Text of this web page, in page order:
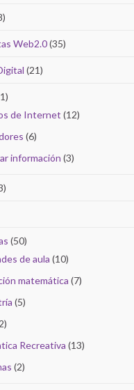
Web2.0(35)
(21)
de Internet (12)
(6)
información (3)
(50)
de aula (10)
matemática (7)
(5)
Recreativa (13)
(2)